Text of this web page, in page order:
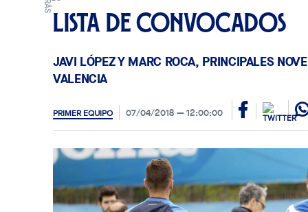
Lista de convocados
JAVI LÓPEZ Y MARC ROCA, PRINCIPALES
VALENCIA
PRIMER EQUIPO 07/04/2018 12:00:00